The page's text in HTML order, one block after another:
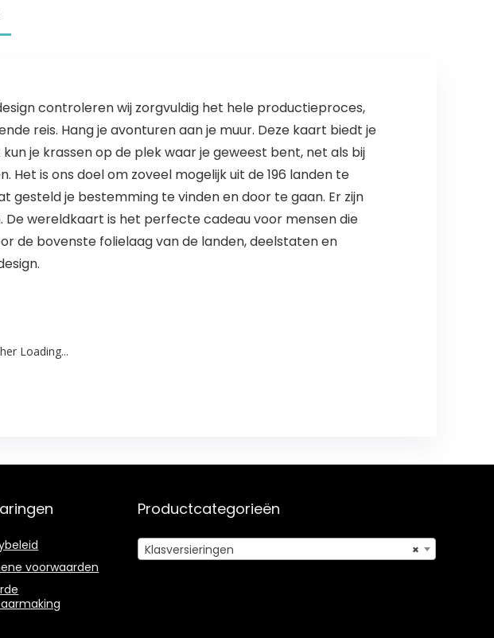
design controleren wij zorgvuldig het hele productieproces,
reis. Hang je avonturen aan je muur. Deze kaart biedt je
je krassen op de plek waar je geweest bent, net als bij
is ons doel om zoveel mogelijk uit de 196 landen te
je bestemming te vinden en door te gaan. Er zijn
De wereldkaart is het perfecte cadeau voor mensen die
de bovenste folielaag van de landen, deelstaten en
Loading...
voorwaarden
Productcategorieën
×
Klasversieringen